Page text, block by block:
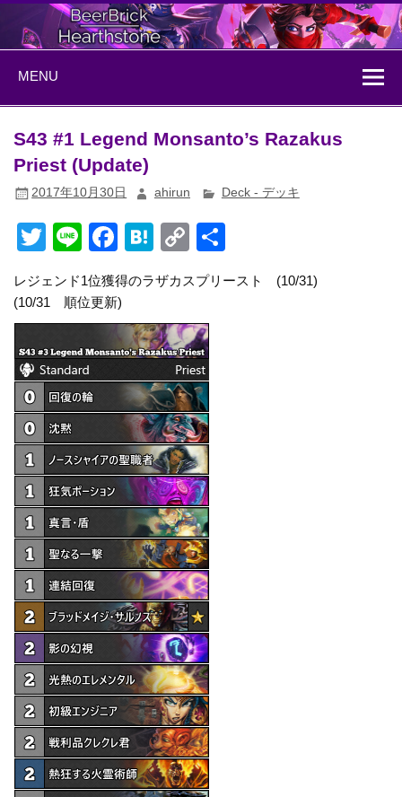
Skip
content
BeerBrick
Hearthstone
MENU
S43 #1 Legend Monsanto’s Razakus
Priest (Update)
2017年10月30日 ahirun Deck - デッキ
T
tt
er
Li
e
F
c
e
b
o
o
k
H
e
n
a
C
p
y
Li
n
k
レジェンド1位獲得のラザカスプリースト (10/31)
(10/31 順位更新)